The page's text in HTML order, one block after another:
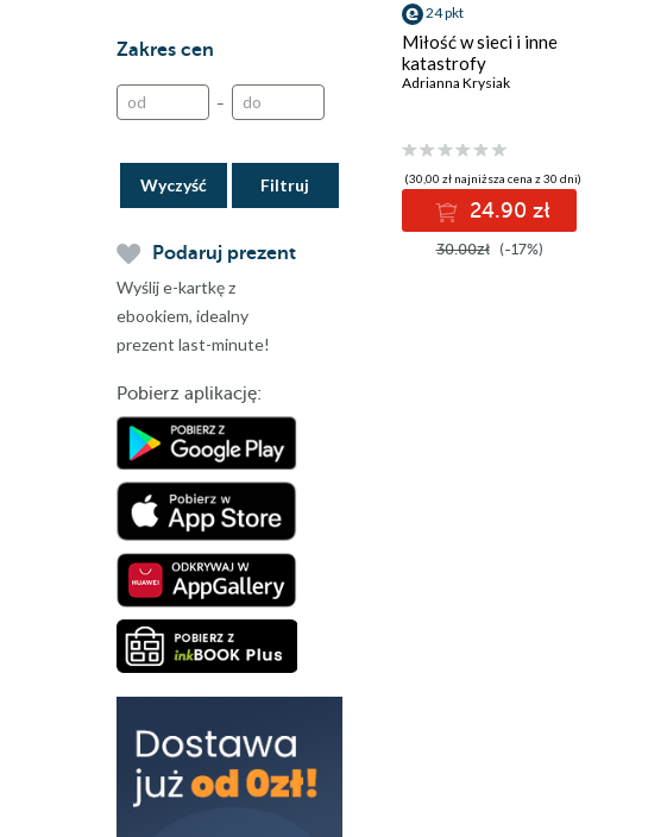
Zakres cen
–
Wyczyść
Podaruj prezent
Wyślij e-kartkę z
ebookiem, idealny
prezent last-minute!
Pobierz aplikację:
24 pkt
Miłość w sieci i inne
katastrofy
Adrianna Krysiak
(30,00 zł najniższa cena z 30 dni)
24.90 zł
30.00zł (-17%)